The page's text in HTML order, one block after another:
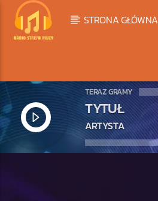
STRONA GŁÓWNA
TERAZ GRAMY
TYTUŁ
ARTYSTA